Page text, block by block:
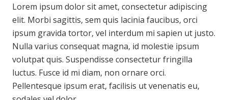
Lorem ipsum dolor sit amet, consectetur adipiscing
elit. Morbi sagittis, sem quis lacinia faucibus, orci
ipsum gravida tortor, vel interdum mi sapien ut justo.
Nulla varius consequat magna, id molestie ipsum
volutpat quis. Suspendisse consectetur fringilla
luctus. Fusce id mi diam, non ornare orci.
Pellentesque ipsum erat, facilisis ut venenatis eu,